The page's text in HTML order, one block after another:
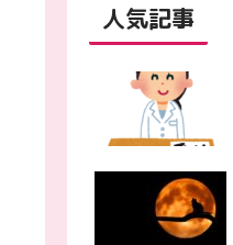
人気記事